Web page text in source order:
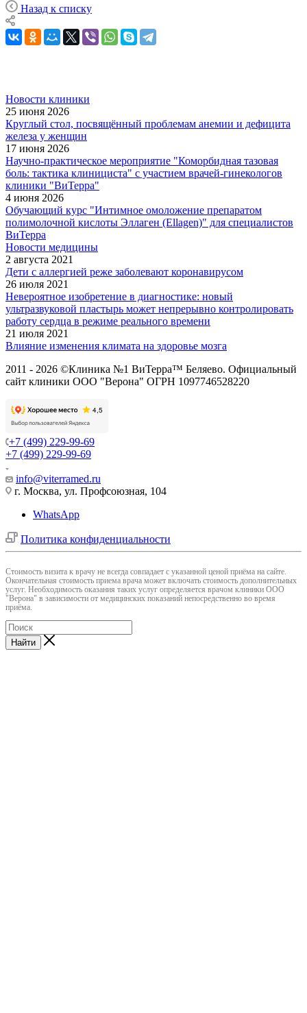
Назад к списку
Новости клиники
25 июня 2026
Круглый стол, посвящённый проблемам анемии и дефицита
железа у женщин
17 июня 2026
Научно-практическое мероприятие "Коморбидная тазовая
боль: тактика клинициста" с участием врачей-гинекологов
клиники "ВиТерра"
4 июня 2026
Обучающий курс "Интимное омоложение препаратом
полимолочной кислоты Эллаген (Ellagen)" для специалистов
ВиТерра
Новости медицины
2 августа 2021
Дети с аллергией реже заболевают коронавирусом
26 июля 2021
Невероятное изобретение в диагностике: новый
ультразвуковой пластырь может непрерывно контролировать
работу сердца в режиме реального времени
21 июля 2021
Влияние изменения климата на здоровье мозга
2011 - 2026 ©Клиника №1 ВиТерра™ Беляево. Официальный
сайт клиники ООО "Верона" ОГРН 1097746528220
+7 (499) 229-99-69
+7 (499) 229-99-69
info@viterramed.ru
г. Москва, ул. Профсоюзная, 104
WhatsApp
Политика конфиденциальности
Cтоимость визита к врачу не всегда совпадает с указанной ценой приёма на сайте.
Окончательная стоимость приема врача может включать стоимость дополнительных
услуг. Необходимость оказания таких услуг определяется врачом клиники ООО
"Верона" в зависимости от медицинских показаний непосредственно во время
приёма.
Найти